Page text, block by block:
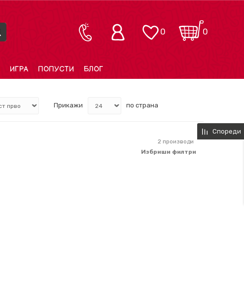
0
0
ИГРА ПОПУСТИ БЛОГ
Прикажи по страна
2 производи
Избриши филтри
Спореди